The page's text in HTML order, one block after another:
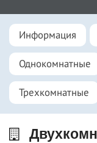
Информация
Однокомнатные
Трехкомнатные